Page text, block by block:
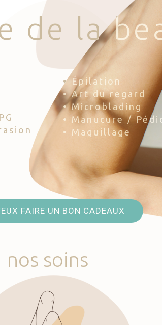
d e la be
• Épilation
• Art du regard
• Microblading
• Manucure /
• Maquillage
FAIRE UN BON CADEAUX
nos soins